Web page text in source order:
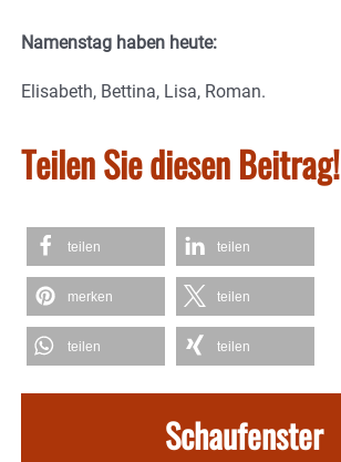
Namenstag haben heute:
Elisabeth, Bettina, Lisa, Roman.
Teilen Sie diesen Beitrag!
teilen teilen
merken teilen
teilen teilen
Schaufenster